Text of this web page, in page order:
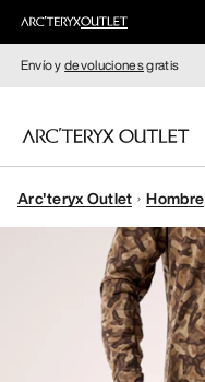
Envío ydevolucionesgratis
MUJERE
HOMBRE
Arc'teryx Outlet Hombre